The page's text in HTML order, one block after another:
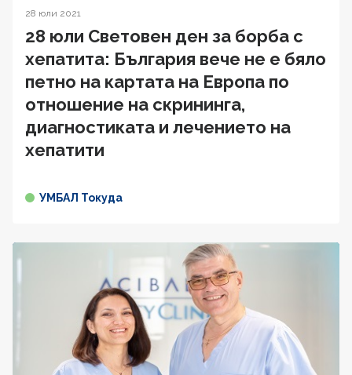
28 юли 2021
28 юли Световен ден за борба с
хепатита: България вече не е бяло
петно на картата на Европа по
отношение на скрининга,
диагностиката и лечението на
хепатити
УМБАЛ Токуда